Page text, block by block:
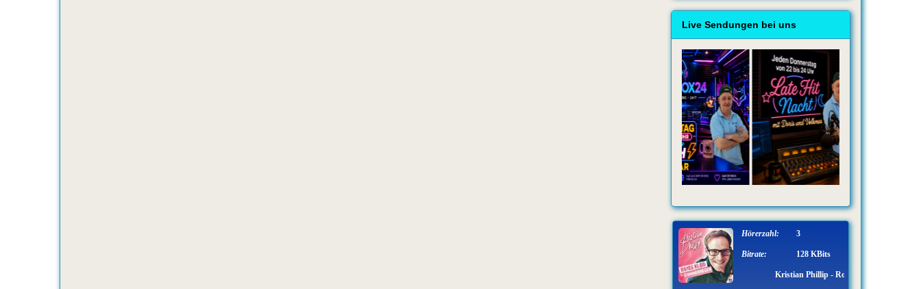
Live Sendungen bei uns
Kristian Phillip - Rotes Kleid & Sommerregen
Hörerzahl: 3
Bitrate: 128 KBits